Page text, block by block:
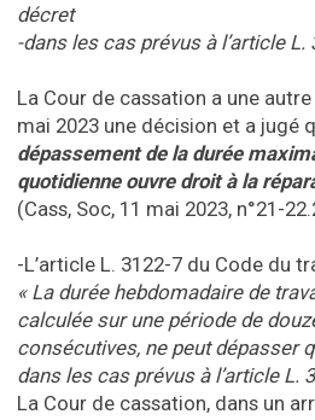
décret
-dans les cas prévus à l’article L.
La Cour de cassation a une
mai 2023 une décision et a jugé
dépassement de la durée
quotidienne ouvre droit à la
(Cass, Soc, 11 mai 2023, n°21-
-L’article L. 3122-7 du Code du
« La durée hebdomadaire de
calculée sur une période de
consécutives, ne peut dépasser
dans les cas prévus à l’article L.
La Cour de cassation, dans un